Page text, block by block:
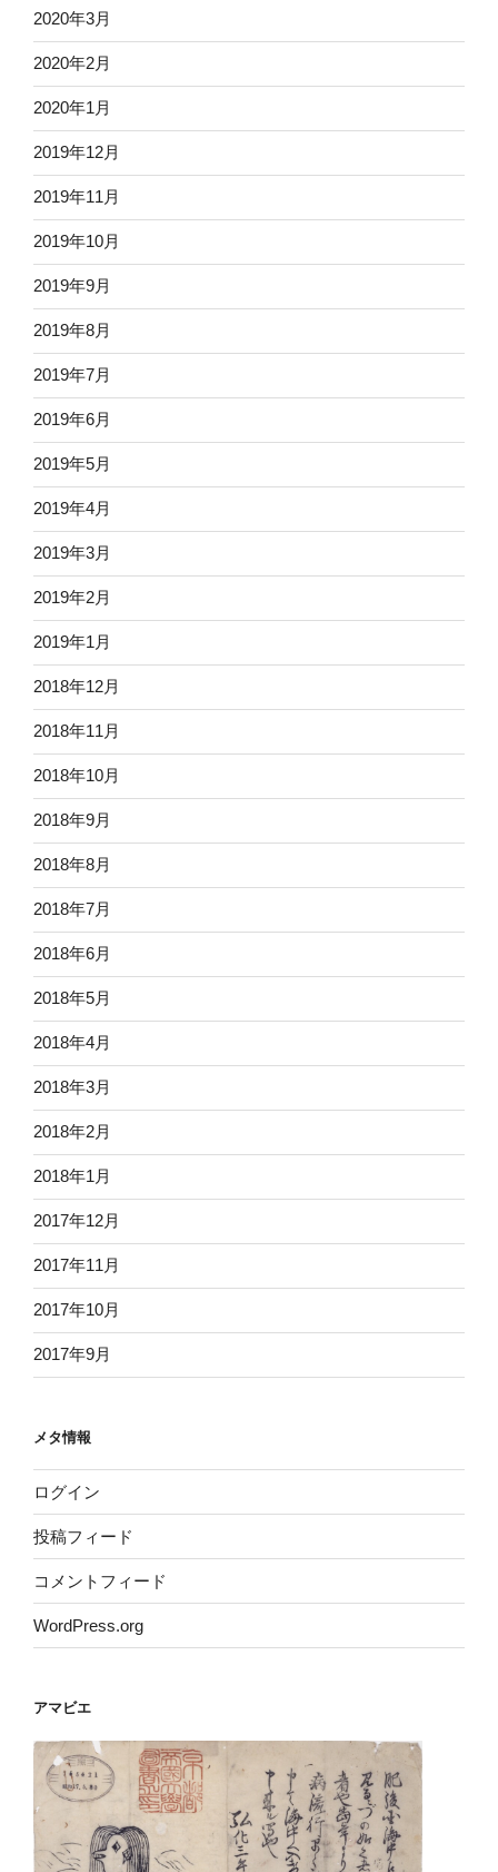
2020年3月
2020年2月
2020年1月
2019年12月
2019年11月
2019年10月
2019年9月
2019年8月
2019年7月
2019年6月
2019年5月
2019年4月
2019年3月
2019年2月
2019年1月
2018年12月
2018年11月
2018年10月
2018年9月
2018年8月
2018年7月
2018年6月
2018年5月
2018年4月
2018年3月
2018年2月
2018年1月
2017年12月
2017年11月
2017年10月
2017年9月
メタ情報
ログイン
投稿フィード
コメントフィード
WordPress.org
アマビエ